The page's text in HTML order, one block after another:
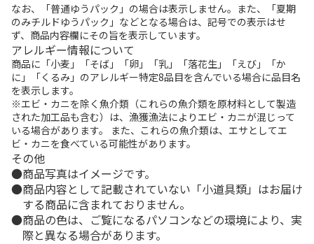
なお、「普通ゆうパック」の場合は表示しません。また、「夏期
のみチルドゆうパック」などとなる場合は、記号での表示はせ
ず、商品内容欄にその旨を表示しています。
アレルギー情報について
商品に「小麦」「そば」「卵」「乳」「落花生」「えび」「か
に」「くるみ」のアレルギー特定8品目を含んでいる場合に品目名
を表示します。
※エビ・カニを除く魚介類（これらの魚介類を原材料として製造
された加工品も含む）は、漁獲漁法によりエビ・カニが混じって
いる場合があります。 また、これらの魚介類は、エサとしてエ
ビ・カニを食べている可能性があります。
その他
商品写真はイメージです。
商品内容として記載されていない「小道具類」はお届け
する商品に含まれておりません。
商品の色は、ご覧になるパソコンなどの環境により、実
際と異なる場合があります。